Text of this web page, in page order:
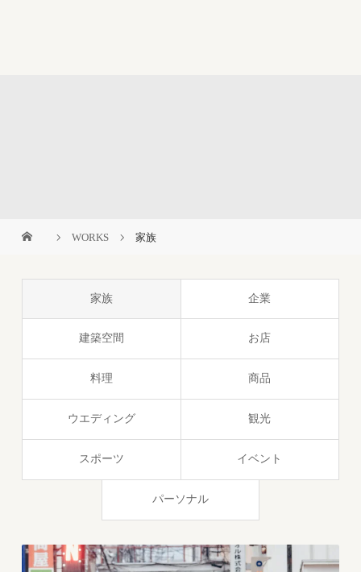
WORKS 家族
家族 企業
建築空間 お店
料理 商品
ウエディング 観光
スポーツ イベント
パーソナル